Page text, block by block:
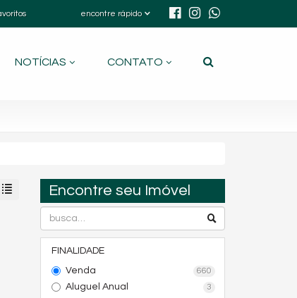
encontre rápido
NOTÍCIAS CONTATO
Encontre seu Imóvel
FINALIDADE
Venda
660
Aluguel Anual 3